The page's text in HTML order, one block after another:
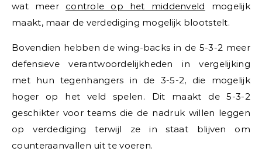
wat meer controle op het middenveld mogelijk
maakt, maar de verdediging mogelijk blootstelt.
Bovendien hebben de wing-backs in de 5-3-2 meer
defensieve verantwoordelijkheden in vergelijking
met hun tegenhangers in de 3-5-2, die mogelijk
hoger op het veld spelen. Dit maakt de 5-3-2
geschikter voor teams die de nadruk willen leggen
op verdediging terwijl ze in staat blijven om
counteraanvallen uit te voeren.